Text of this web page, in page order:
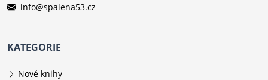
info@spalena53.cz
KATEGORIE
Nové knihy